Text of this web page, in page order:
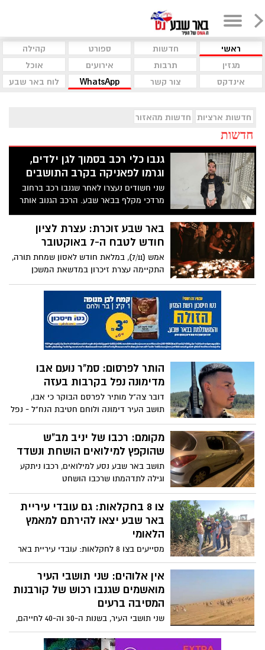
ראשי חדשות ספורט
קהילה
מגזין
תרבות אירועים
אוכל
אינדקס
צור קשר WhatsApp לוח באר שבע
חדשות ארציות חדשות מהאזור
חדשות
גנבו כלי רכב בסמוך לגן ילדים,
וגרמו לפאניקה בקרב התושבים
שני חשודים נעצרו לאחר שגנבו רכב ברחוב
מרדכי מקלף בבאר שבע. הרכב הגנוב אותר
בשכונה ד' בעודו נטוש
באר שבע זוכרת: עצרת לציון
חודש לטבח ה-7 באוקטובר
אמש (7/11), במלאת חודש לאסון שמחת תורה,
התקיימה עצרת זיכרון במדשאת המשכן
לאומניות הבמה בבאר שבע. העצרת
שהתקיימה בהשתתפות משפחות שכולות,
נציגי זרועות הביטחון וההצלה ותושבים רבים,
נרות זיכרון כסמל לשבעה באוקטובר ושירים
לזכרם.
הותר לפרסום: סמ"ר נועם אבו
מדימונה נפל בקרבות בעזה
דובר צה"ל מותיר לפרסם הבוקר כי אבו,
תושב העיר דימונה ולוחם חטיבת הנח"ל - נפל
במהלך הקרבות בצפון רצועת עזה
מקומם: רכבו של יניב מב"ש
שהוקפץ למילואים הושחת ונשדד
תושב באר שבע נסע למילואים, רכבו ניתקע
וגילה לתדהמתו שרכבו הושחט
צו 8 בחקלאות: גם עובדי עיריית
באר שבע יצאו להירתם למאמץ
הלאומי
מסייעים בצו 8 לחקלאות: עובדי עיריית באר
שבע וחברת 'כיוונים' נרתמו למשימה הלאומית
להתנדב ולסייע לחקלאי הדרום
אין אלוהים: שני תושבי העיר
מואשמים שגנבו רכוש של קורבנות
המסיבה ברעים
שני תושבי העיר, בשנות ה-30 וה-40 לחייהם,
מואשמים שנכנסו יחד עם עוד אדם שטרם
נתפס לשטח המסיבה - וזאת במסווה כמי